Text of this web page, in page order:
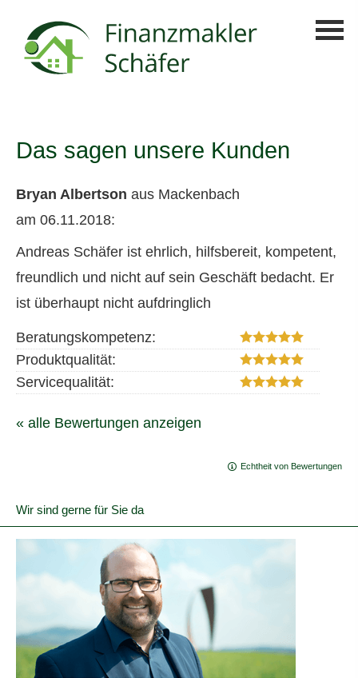
Das sagen unsere Kunden
Bryan Albertson aus Mackenbach
am 06.11.2018:
Andreas Schäfer ist ehrlich, hilfsbereit, kompetent,
freundlich und nicht auf sein Geschäft bedacht. Er
ist überhaupt nicht aufdringlich
Beratungskompetenz:
Produktqualität:
Servicequalität:
« alle Bewertungen anzeigen
Echtheit von Bewertungen
Wir sind gerne für Sie da